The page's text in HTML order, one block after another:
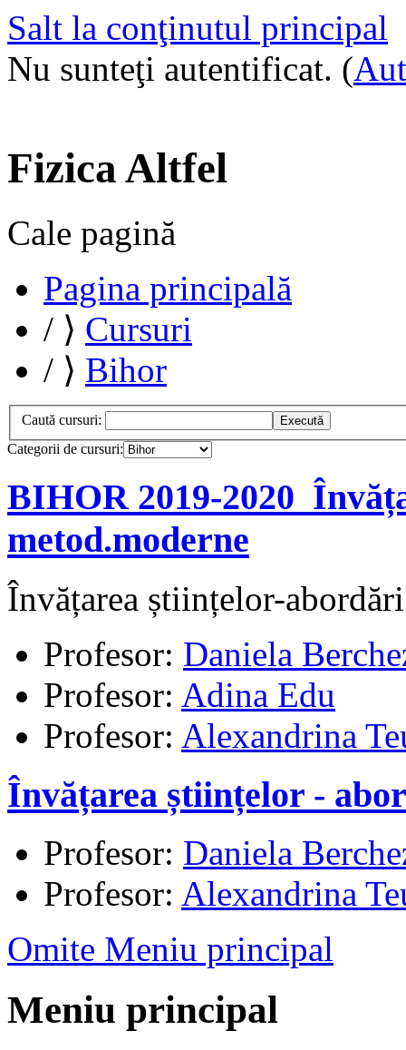
Salt la conţinutul principal
Nu sunteţi autentificat. (
Fizica Altfel
Cale pagină
Pagina principală
/ ⟩ Cursuri
/ ⟩ Bihor
Caută cursuri:
Categorii de cursuri:
BIHOR 2019-
metod.moderne
Învățarea științelor-
Profesor: Daniela
Profesor: Adina Edu
Profesor: Alexandrina
Învățarea științelor -
Profesor: Daniela
Profesor: Alexandrina
Omite Meniu principal
Meniu principal